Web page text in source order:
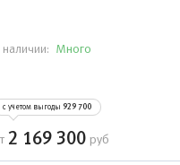
наличии: Много
с учетом выгоды 929 700
2 169 300 руб